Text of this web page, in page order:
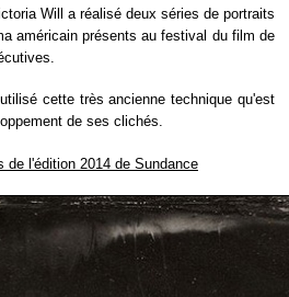
Will a réalisé deux séries de portraits
américain présents au festival du film de
cette très ancienne technique qu'est
de ses clichés.
de l'édition 2014 de Sundance